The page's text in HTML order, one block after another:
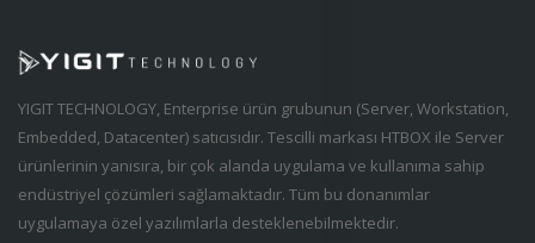
YIGIT TECHNOLOGY, Enterprise ürün grubunun (Server, Workstation,
Embedded, Datacenter) satıcısıdır. Tescilli markası HTBOX ile Server
ürünlerinin yanısıra, bir çok alanda uygulama ve kullanıma sahip
endüstriyel çözümleri sağlamaktadır. Tüm bu donanımlar
uygulamaya özel yazılımlarla desteklenebilmektedir.